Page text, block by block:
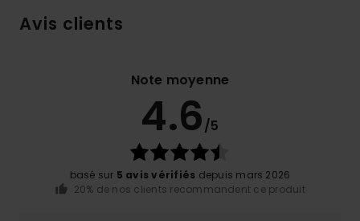
Avis clients
Note moyenne
4.6/5
basé sur 5 avis vérifiés depuis mars 2026
20% de nos clients recommandent ce produit